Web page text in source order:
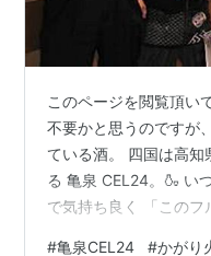
このページを閲覧頂い
不要かと思うのですが
ている酒。 四国は高
る 亀泉 CEL24。🍶 い
で気持ち良く 「このフ
#亀泉CEL24 #かがり